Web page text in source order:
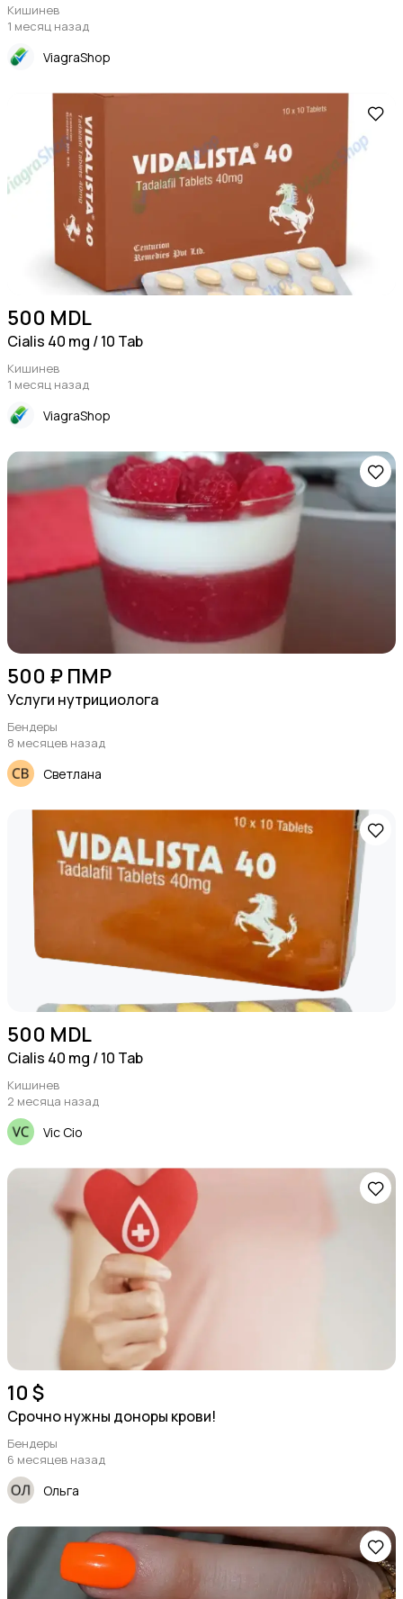
Кишинев
1 месяц назад
ViagraShop
500 MDL
Cialis 40 mg / 10 Tab
Кишинев
1 месяц назад
ViagraShop
500 ₽ ПМР
Услуги нутрициолога
Бендеры
8 месяцев назад
Светлана
500 MDL
Cialis 40 mg / 10 Tab
Кишинев
2 месяца назад
Vic Cio
10 $
Срочно нужны доноры крови!
Бендеры
6 месяцев назад
Ольга